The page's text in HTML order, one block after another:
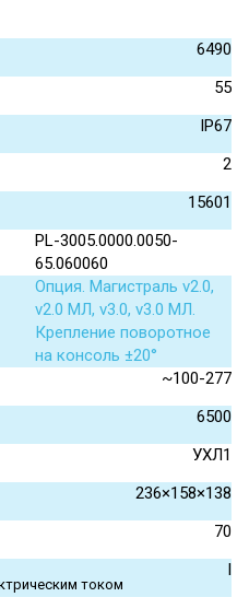
6490
55
IP67
2
15601
PL-3005.0000.0050-
65.060060
Опция. Магистраль v2.0,
v2.0 МЛ, v3.0, v3.0 МЛ.
Крепление поворотное
на консоль ±20°
~100-277
6500
УХЛ1
236×158×138
70
током
I